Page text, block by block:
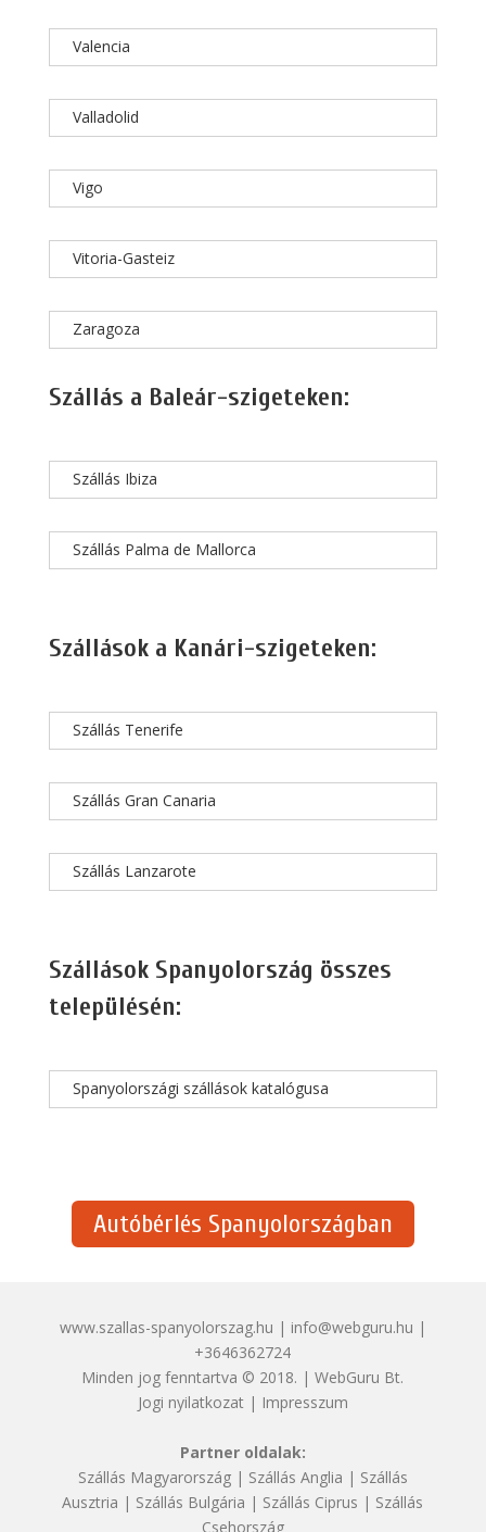
Valencia
Valladolid
Vigo
Vitoria-Gasteiz
Zaragoza
Szállás a Baleár-szigeteken:
Szállás Ibiza
Szállás Palma de Mallorca
Szállások a Kanári-szigeteken:
Szállás Tenerife
Szállás Gran Canaria
Szállás Lanzarote
Szállások Spanyolország összes
településén:
Spanyolországi szállások katalógusa
Autóbérlés Spanyolországban
www.szallas-spanyolorszag.hu | info@webguru.hu |
+3646362724
Minden jog fenntartva © 2018. | WebGuru Bt.
Jogi nyilatkozat| Impresszum
Partner oldalak:
Szállás Magyarország| Szállás Anglia | Szállás
Ausztria | Szállás Bulgária | Szállás Ciprus | Szállás
Csehország